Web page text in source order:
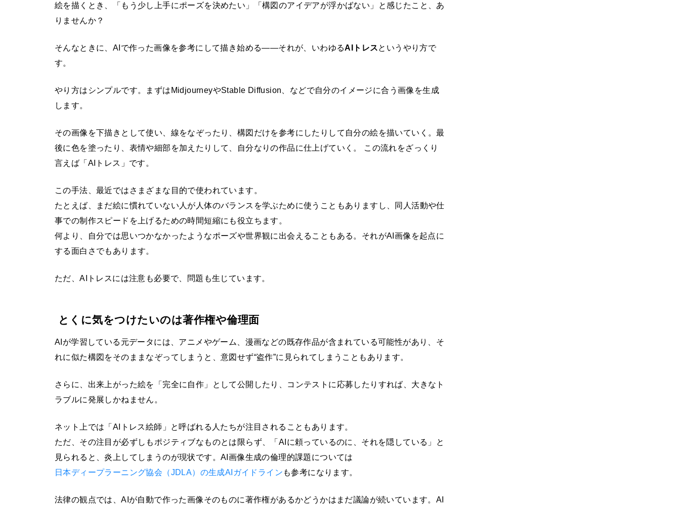
絵を描くとき、「もう少し上手にポーズを決めたい」「構図のアイデアが浮かばない」と感じたこと、あ
りませんか？
そんなときに、AIで作った画像を参考にして描き始める——それが、いわゆるAIトレスというやり方で
す。
やり方はシンプルです。まずはMidjourneyやStable Diffusion、などで自分のイメージに合う画像を生成
します。
その画像を下描きとして使い、線をなぞったり、構図だけを参考にしたりして自分の絵を描いていく。最
後に色を塗ったり、表情や細部を加えたりして、自分なりの作品に仕上げていく。 この流れをざっくり
言えば「AIトレス」です。
この手法、最近ではさまざまな目的で使われています。
たとえば、まだ絵に慣れていない人が人体のバランスを学ぶために使うこともありますし、同人活動や仕
事での制作スピードを上げるための時間短縮にも役立ちます。
何より、自分では思いつかなかったようなポーズや世界観に出会えることもある。それがAI画像を起点に
する面白さでもあります。
ただ、AIトレスには注意も必要で、問題も生じています。
とくに気をつけたいのは著作権や倫理面
AIが学習している元データには、アニメやゲーム、漫画などの既存作品が含まれている可能性があり、そ
れに似た構図をそのままなぞってしまうと、意図せず“盗作”に見られてしまうこともあります。
さらに、出来上がった絵を「完全に自作」として公開したり、コンテストに応募したりすれば、大きなト
ラブルに発展しかねません。
ネット上では「AIトレス絵師」と呼ばれる人たちが注目されることもあります。
ただ、その注目が必ずしもポジティブなものとは限らず、「AIに頼っているのに、それを隠している」と
見られると、炎上してしまうのが現状です。AI画像生成の倫理的課題については
日本ディープラーニング協会（JDLA）の生成AIガイドライン も参考になります。
法律の観点では、AIが自動で作った画像そのものに著作権があるかどうかはまだ議論が続いています。AI